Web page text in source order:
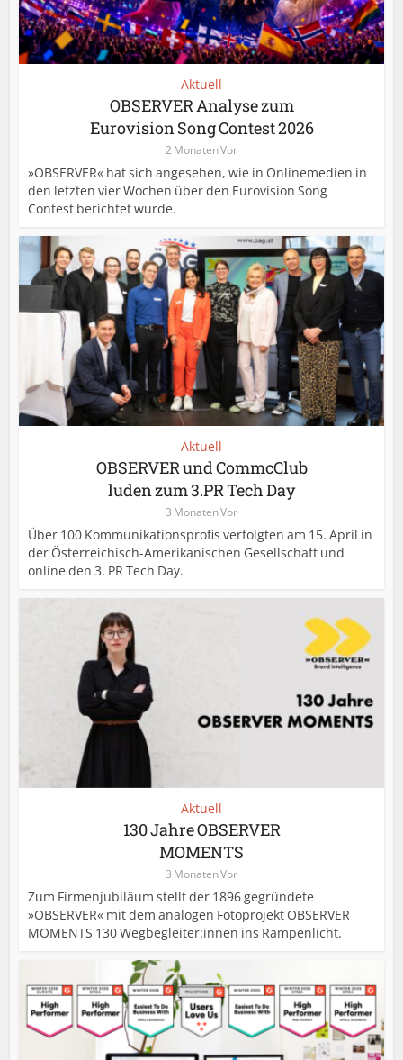
Aktuell
OBSERVER Analyse zum
Eurovision Song Contest 2026
2 Monaten Vor
»OBSERVER« hat sich angesehen, wie in Onlinemedien in
den letzten vier Wochen über den Eurovision Song
Contest berichtet wurde.
Aktuell
OBSERVER und CommcClub
luden zum 3.PR Tech Day
3 Monaten Vor
Über 100 Kommunikationsprofis verfolgten am 15. April in
der Österreichisch-Amerikanischen Gesellschaft und
online den 3. PR Tech Day.
Aktuell
130 Jahre OBSERVER
MOMENTS
3 Monaten Vor
Zum Firmenjubiläum stellt der 1896 gegründete
»OBSERVER« mit dem analogen Fotoprojekt OBSERVER
MOMENTS 130 Wegbegleiter:innen ins Rampenlicht.